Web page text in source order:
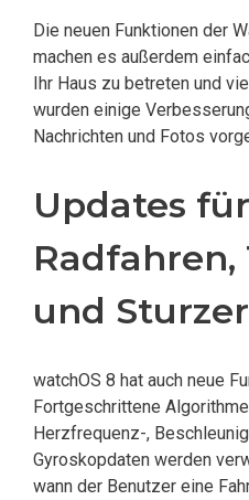
Die neuen Funktionen der
machen es außerdem
Ihr Haus zu betreten und
wurden einige
Nachrichten und Fotos
Updates für
Radfahren,
und
watchOS 8 hat auch neue
Fortgeschrittene
Herzfrequenz-,
Gyroskopdaten werden
wann der Benutzer eine